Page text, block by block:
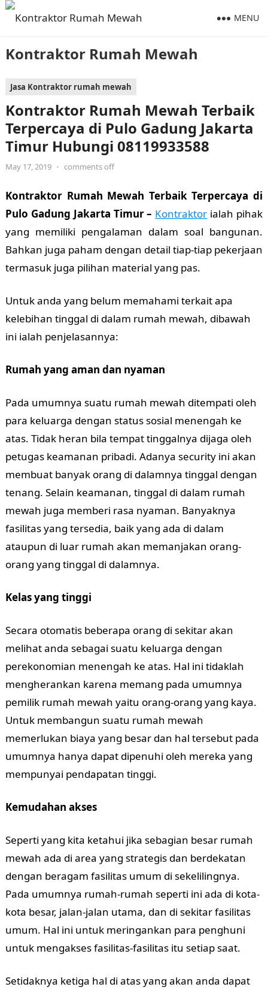
Kontraktor Rumah Mewah
MENU
Jasa Kontraktor rumah mewah
Kontraktor Rumah Mewah Terbaik
Terpercaya di Pulo Gadung Jakarta
Timur Hubungi 08119933588
May 17, 2019 • comments off
Kontraktor Rumah Mewah Terbaik Terpercaya di
Pulo Gadung Jakarta Timur – Kontraktor ialah pihak
yang memiliki pengalaman dalam soal bangunan.
Bahkan juga paham dengan detail tiap-tiap pekerjaan
termasuk juga pilihan material yang pas.
Untuk anda yang belum memahami terkait apa
kelebihan tinggal di dalam rumah mewah, dibawah
ini ialah penjelasannya:
Rumah yang aman dan nyaman
Pada umumnya suatu rumah mewah ditempati oleh
para keluarga dengan status sosial menengah ke
atas. Tidak heran bila tempat tinggalnya dijaga oleh
petugas keamanan pribadi. Adanya security ini akan
membuat banyak orang di dalamnya tinggal dengan
tenang. Selain keamanan, tinggal di dalam rumah
mewah juga memberi rasa nyaman. Banyaknya
fasilitas yang tersedia, baik yang ada di dalam
ataupun di luar rumah akan memanjakan orang-
orang yang tinggal di dalamnya.
Kelas yang tinggi
Secara otomatis beberapa orang di sekitar akan
melihat anda sebagai suatu keluarga dengan
perekonomian menengah ke atas. Hal ini tidaklah
mengherankan karena memang pada umumnya
pemilik rumah mewah yaitu orang-orang yang kaya.
Untuk membangun suatu rumah mewah
memerlukan biaya yang besar dan hal tersebut pada
umumnya hanya dapat dipenuhi oleh mereka yang
mempunyai pendapatan tinggi.
Kemudahan akses
Seperti yang kita ketahui jika sebagian besar rumah
mewah ada di area yang strategis dan berdekatan
dengan beragam fasilitas umum di sekelilingnya.
Pada umumnya rumah-rumah seperti ini ada di kota-
kota besar, jalan-jalan utama, dan di sekitar fasilitas
umum. Hal ini untuk meringankan para penghuni
untuk mengakses fasilitas-fasilitas itu setiap saat.
Setidaknya ketiga hal di atas yang akan anda dapat